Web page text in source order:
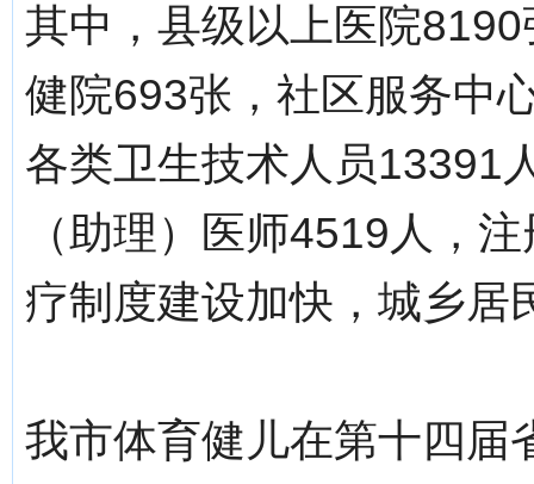
其中，县级以上医院
健院693张，社区服务中
各类卫生技术人员13391
（助理）医师4519人，
疗制度建设加快，城乡居
我市体育健儿在第十四届